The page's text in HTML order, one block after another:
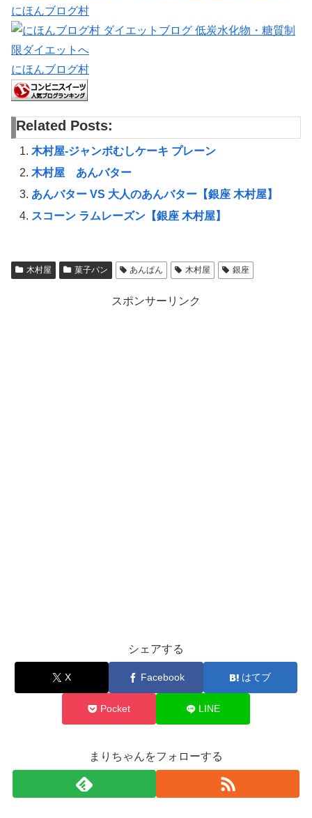
にほんブログ村
にほんブログ村
Related Posts:
木村屋-ジャンボむしケーキ プレーン
木村屋 あんバター
あんバター VS 大人のあんバター【銀座 木村屋】
スコーン ラムレーズン【銀座 木村屋】
木村屋 菓子パン あんぱん 木村屋 銀座
スポンサーリンク
シェアする
X Facebook はてブ
Pocket LINE
まりちゃんをフォローする